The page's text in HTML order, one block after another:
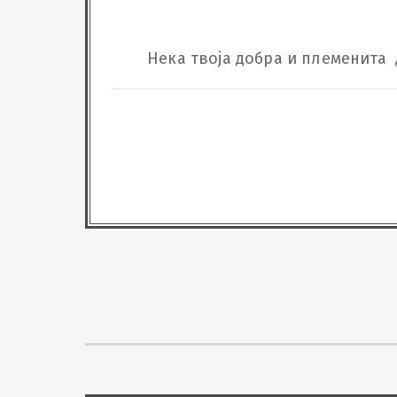
Нека твоја добра и племенита